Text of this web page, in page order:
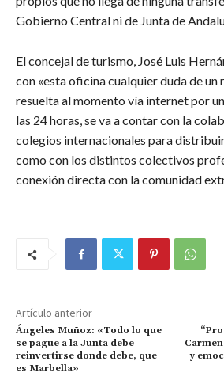
Gobierno Central ni de Junta de
El concejal de turismo, José Luis
con «esta oficina cualquier duda de un
resuelta al momento vía internet por
las 24 horas, se va a contar con la
colegios internacionales para
como con los distintos colectivos
conexión directa con la comunidad
Artículo anterior
Ángeles Muñoz: «Todo lo que
se pague a la Junta debe
reinvertirse donde debe, que
es Marbella»
y